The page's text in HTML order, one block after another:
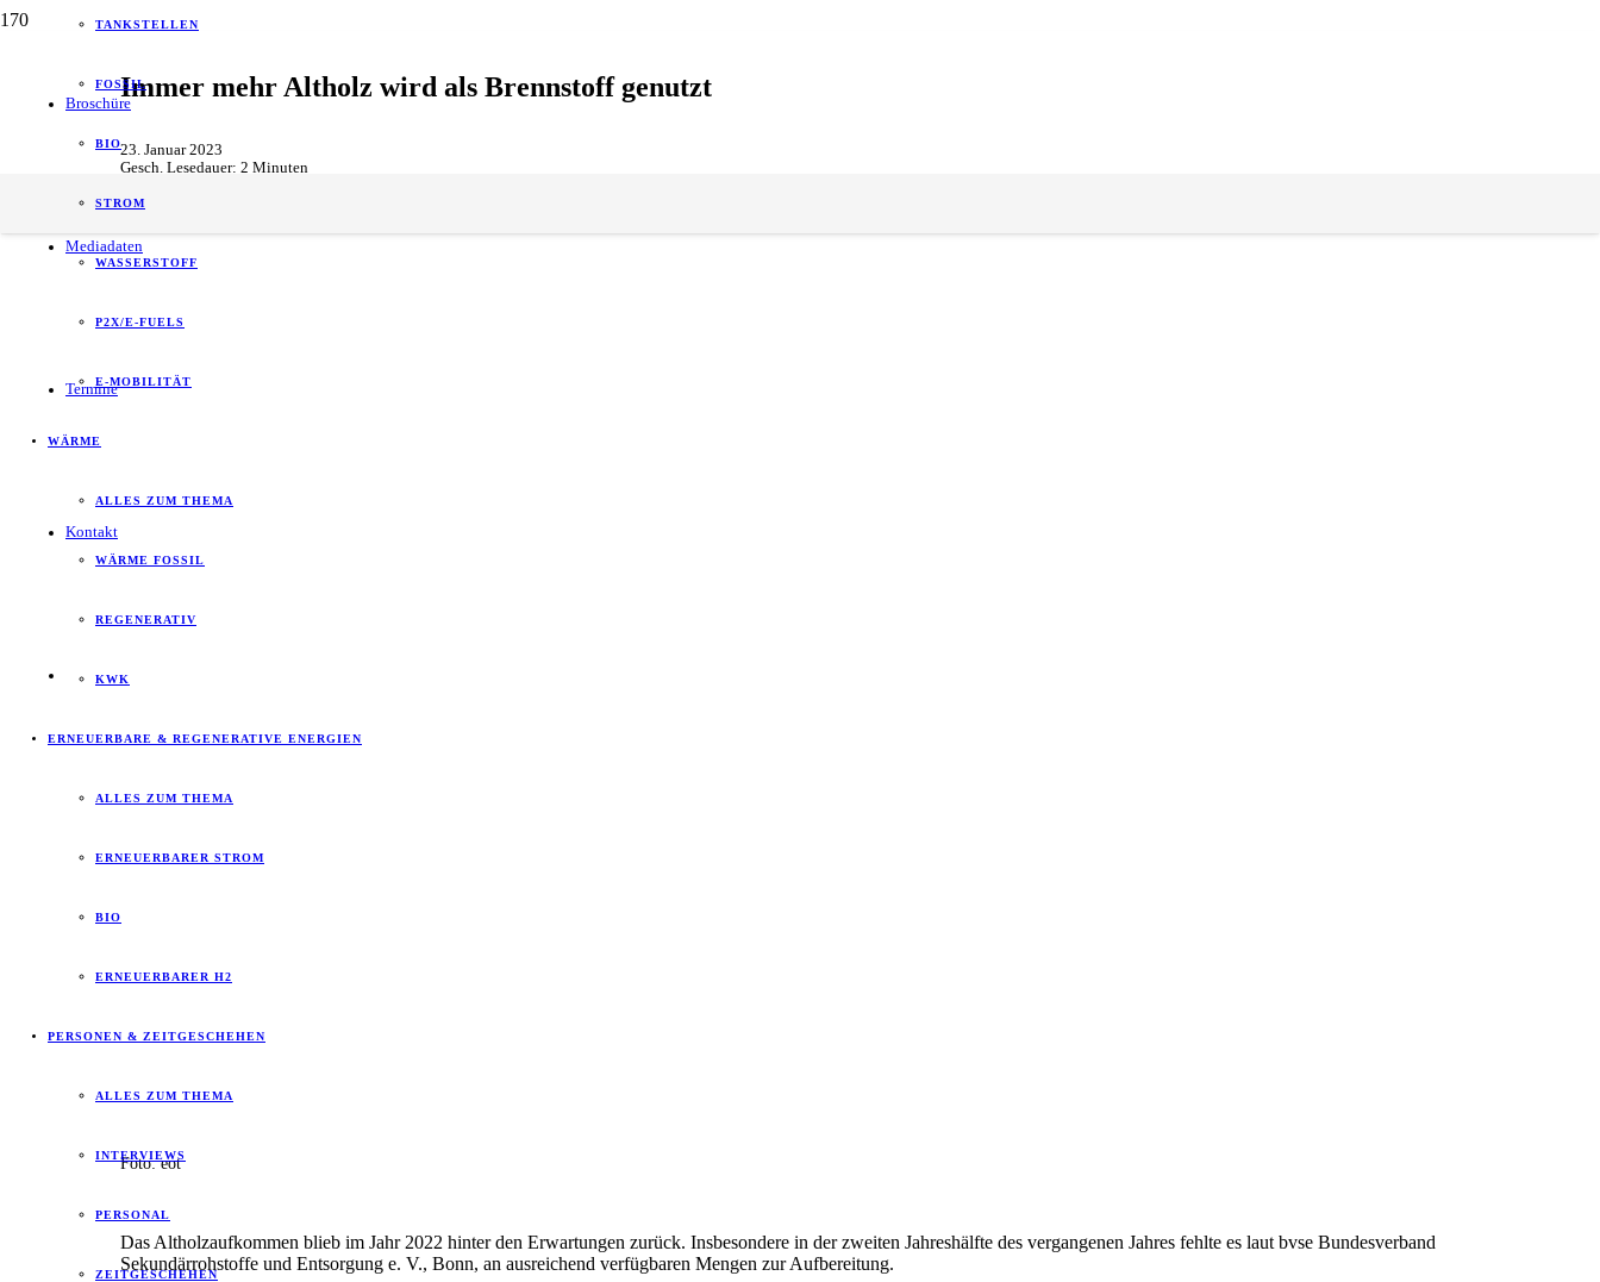
Broschüre
Mediadaten
Termine
Kontakt
TANKSTELLEN
FOSSIL
BIO
STROM
WASSERSTOFF
P2X/E-FUELS
E-MOBILITÄT
WÄRME
ALLES ZUM THEMA
WÄRME FOSSIL
REGENERATIV
KWK
ERNEUERBARE & REGENERATIVE ENERGIEN
ALLES ZUM THEMA
ERNEUERBARER STROM
BIO
ERNEUERBARER H2
PERSONEN & ZEITGESCHEHEN
ALLES ZUM THEMA
INTERVIEWS
PERSONAL
ZEITGESCHEHEN
Immer mehr Altholz wird als Brennstoff genutzt
23. Januar 2023
Gesch. Lesedauer: 2 Minuten
Foto: eot
Das Altholzaufkommen blieb im Jahr 2022 hinter den Erwartungen zurück. Insbesondere in der zweiten Jahreshälfte des vergangenen Jahres fehlte es laut bvse Bundesverband
Sekundärrohstoffe und Entsorgung e. V., Bonn, an ausreichend verfügbaren Mengen zur Aufbereitung.